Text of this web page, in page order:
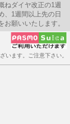
ねダイヤ改正の1週
、1週間以上先の日
願いいたします。
います。ご注意下さい。